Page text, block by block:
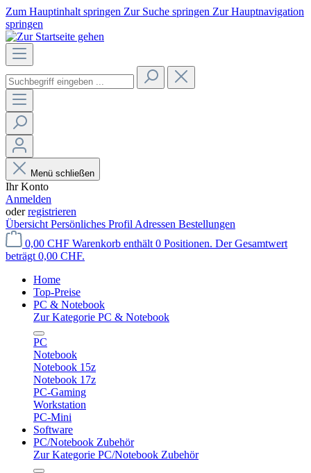
Zum Hauptinhalt springen Zur Suche springen Zur Hauptnavigation
springen
Menü schließen
Ihr Konto
Anmelden
oderregistrieren
Übersicht Persönliches Profil Adressen Bestellungen
0,00 CHF Warenkorb enthält 0 Positionen. Der Gesamtwert
beträgt 0,00 CHF.
Home
Top-Preise
PC & Notebook
Zur Kategorie PC & Notebook
PC
Notebook
Notebook 15z
Notebook 17z
PC-Gaming
Workstation
PC-Mini
Software
PC/Notebook Zubehör
Zur Kategorie PC/Notebook Zubehör